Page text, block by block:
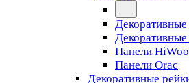
Декоративные
Панели
Панели Orac
Декоративные